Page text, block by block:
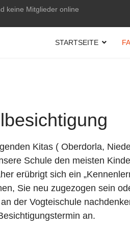
keine Mitglieder online
STARTSEITE
Kitas ( Oberdorla,
Schule den meisten
erübrigt sich ein
Sie neu zugezogen sein
der Vogteischule
an.